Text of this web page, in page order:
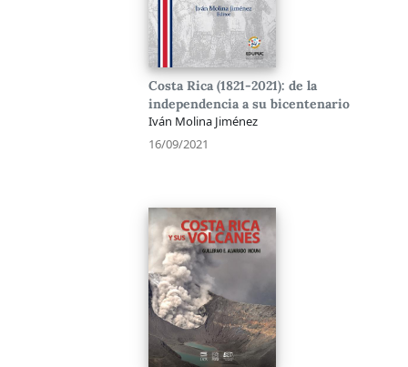
Costa Rica (1821-2021): de la
independencia a su bicentenario
Iván Molina Jiménez
16/09/2021